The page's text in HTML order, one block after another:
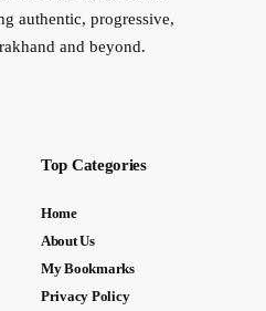
authentic, progressive,
and beyond.
Top Categories
Home
About Us
My Bookmarks
Privacy Policy